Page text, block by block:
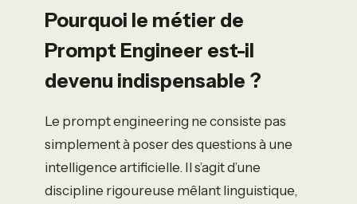
Pourquoi le métier de
Prompt Engineer est-il
devenu indispensable ?
Le prompt engineering ne consiste pas
simplement à poser des questions à une
intelligence artificielle. Il s’agit d’une
discipline rigoureuse mêlant linguistique,